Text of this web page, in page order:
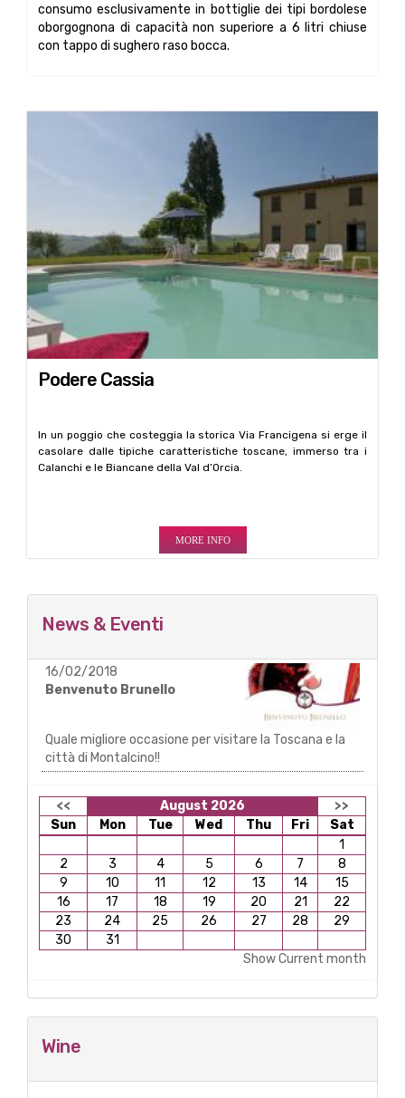
consumo esclusivamente in bottiglie dei tipi bordolese
oborgognona di capacità non superiore a 6 litri chiuse
con tappo di sughero raso bocca.
Podere Cassia
In un poggio che costeggia la storica Via Francigena si erge il
casolare dalle tipiche caratteristiche toscane, immerso tra i
Calanchi e le Biancane della Val d’Orcia.
MORE INFO
News & Eventi
16/02/2018
Benvenuto Brunello
Quale migliore occasione per visitare la Toscana e la
città di Montalcino!!
<< August 2026
>>
Sun
Mon Tue Wed Thu Fri
Sat
1
2
3 4 5 6 7
8
9
10 11 12 13 14
15
16
17 18 19 20 21
22
23
24 25 26 27 28
29
30
31
Show Current month
Wine